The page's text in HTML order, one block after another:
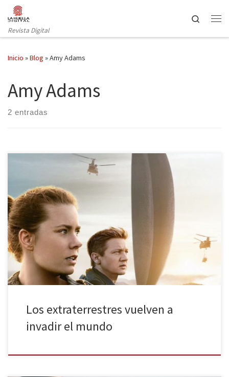
Saltar al contenido
Revista Digital
Search
Inicio »Blog »Amy Adams
Amy Adams
2 entradas
¿Y si los extraterrestres invadiesen la tierra? ¿Y si acabasen con la
humanidad? ¿De verdad seríamos capaces de contraatacar en
caso de guerra? Pero… ¿Y si solo quisiesen comunicarse con
nosotros? Esta semana se estrena en la gran pantalla La llegada,
un thriller de ciencia ficción donde la guerra interplanetaria […]
Los extraterrestres vuelven a
invadir el mundo